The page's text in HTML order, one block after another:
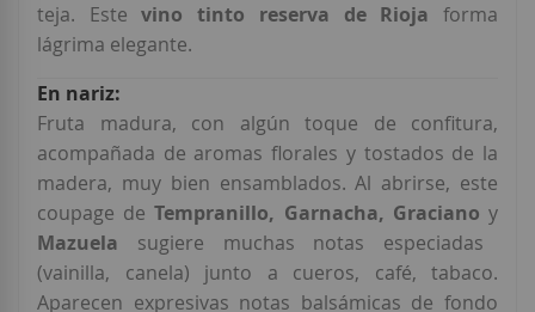
teja. Estevino tinto reserva de Rioja forma
lágrima elegante.
Fruta madura, con algún toque de confitura,
acompañada de aromas florales y tostados de la
madera, muy bien ensamblados. Al abrirse, este
coupage de Tempranillo, Garnacha, Gracianoy
Mazuela sugiere muchas notas especiadas
(vainilla, canela) junto a cueros, café, tabaco.
Aparecen expresivas notas balsámicas de fondo